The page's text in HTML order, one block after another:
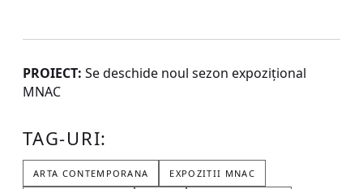
PROIECT: Se deschide noul sezon expozițional
MNAC
TAG-URI:
ARTA CONTEMPORANA EXPOZITII MNAC